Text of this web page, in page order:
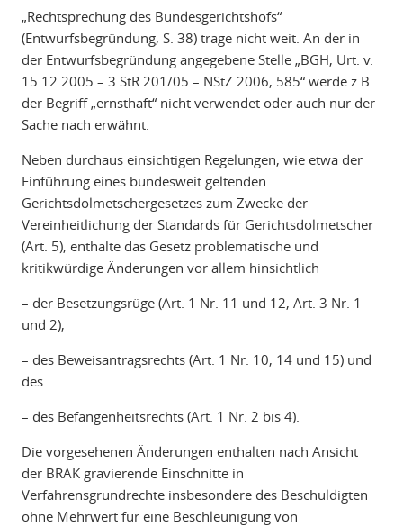
„Rechtsprechung des Bundesgerichtshofs“
(Entwurfsbegründung, S. 38) trage nicht weit. An der in
der Entwurfsbegründung angegebene Stelle „BGH, Urt. v.
15.12.2005 – 3 StR 201/05 – NStZ 2006, 585“ werde z.B.
der Begriff „ernsthaft“ nicht verwendet oder auch nur der
Sache nach erwähnt.
Neben durchaus einsichtigen Regelungen, wie etwa der
Einführung eines bundesweit geltenden
Gerichtsdolmetschergesetzes zum Zwecke der
Vereinheitlichung der Standards für Gerichtsdolmetscher
(Art. 5), enthalte das Gesetz problematische und
kritikwürdige Änderungen vor allem hinsichtlich
– der Besetzungsrüge (Art. 1 Nr. 11 und 12, Art. 3 Nr. 1
und 2),
– des Beweisantragsrechts (Art. 1 Nr. 10, 14 und 15) und
des
– des Befangenheitsrechts (Art. 1 Nr. 2 bis 4).
Die vorgesehenen Änderungen enthalten nach Ansicht
der BRAK gravierende Einschnitte in
Verfahrensgrundrechte insbesondere des Beschuldigten
ohne Mehrwert für eine Beschleunigung von